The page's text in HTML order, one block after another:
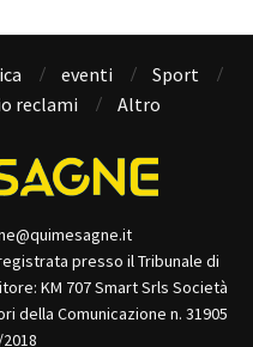
eventi
Sport
reclami Altro
presso il Tribunale di
KM 707 Smart Srls Società
della Comunicazione n. 31905